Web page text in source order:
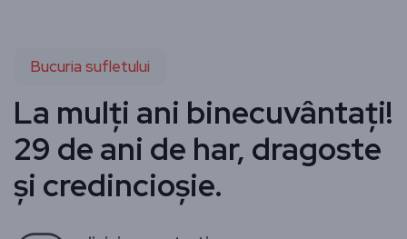
Bucuria sufletului
La mulți ani binecuvântați!
29 de ani de har, dragoste
și credincioșie.